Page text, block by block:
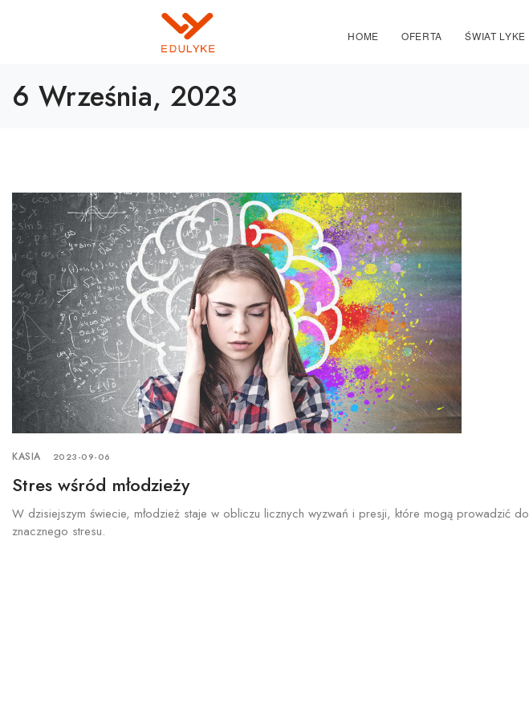
HOME OFERTA ŚWIAT LYKE
6 Września, 2023
KASIA 2023-09-06
Stres wśród młodzieży
W dzisiejszym świecie, młodzież staje w obliczu licznych wyzwań i presji, które mogą prowadzić do
znacznego stresu.